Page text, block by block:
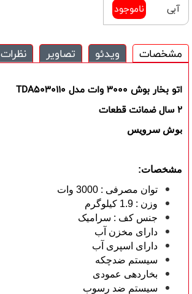
آبی ناموجود
مشخصات ویدئو تصاویر نظرات
اتو بخار بوش 3000 وات مدل TDA5030110
2 سال ضمانت قطعات
بوش سرویس
مشخصات:
توان مصرفی : 3000 وات
وزن : 1.9 کیلوگرم
جنس کف : سرامیک
دارای مخزن آب
دارای اسپری آب
سیستم ضدچکه
بخاردهی عمودی
سیستم ضد رسوب